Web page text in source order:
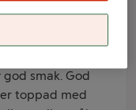
smak. God
toppad med